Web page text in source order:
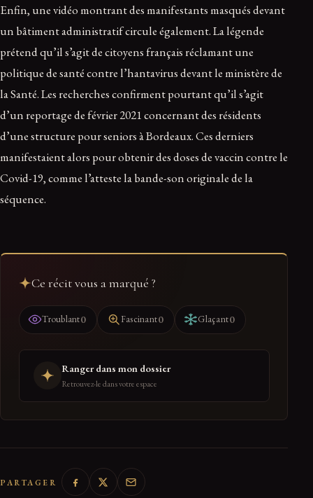
Enfin, une vidéo montrant des manifestants masqués devant
un bâtiment administratif circule également. La légende
prétend qu’il s’agit de citoyens français réclamant une
politique de santé contre l’hantavirus devant le ministère de
la Santé. Les recherches confirment pourtant qu’il s’agit
d’un reportage de février 2021 concernant des résidents
d’une structure pour seniors à Bordeaux. Ces derniers
manifestaient alors pour obtenir des doses de vaccin contre le
Covid-19, comme l’atteste la bande-son originale de la
séquence.
Ce récit vous a marqué ?
Troublant0 Fascinant0 Glaçant0
Ranger dans mon dossier
Retrouvez-le dans votre espace
PARTAGER